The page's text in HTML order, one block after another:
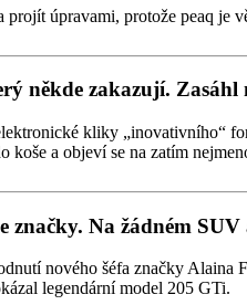
úpravami, protože peaq je
někde zakazují. Zasáhl
kliky „inovativního“
a objeví se na zatím
Na žádném SUV
nového šéfa značky
legendární model 205 GTi.